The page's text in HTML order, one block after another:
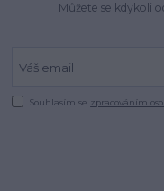
Můžete se kdykoli
Souhlasím se zpracováním